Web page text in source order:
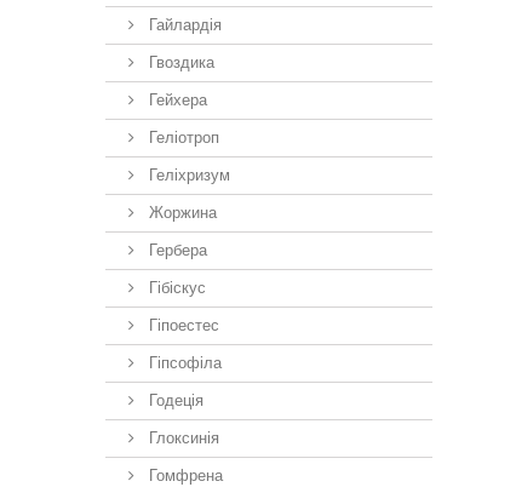
Гайлардія
Гвоздика
Гейхера
Геліотроп
Геліхризум
Жоржина
Гербера
Гібіскус
Гіпоестес
Гіпсофіла
Годеція
Глоксинія
Гомфрена